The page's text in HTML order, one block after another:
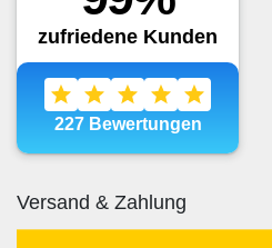
Versand & Zahlung